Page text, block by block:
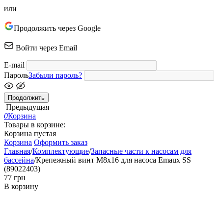
или
Продолжить через Google
Войти через Email
E-mail
ПарольЗабыли пароль?
Продолжить
Предыдущая
0Корзина
Товары в корзине:
Корзина пустая
Корзина Оформить заказ
Главная/Комплектующие/Запасные части к насосам для
бассейна/Крепежный винт М8x16 для насоса Emaux SS
(89022403)
‍77‍ грн
В корзину